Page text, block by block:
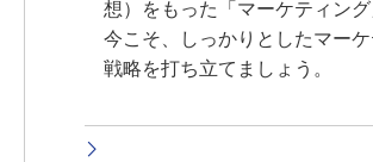
想）をもった「マーケティング
今こそ、しっかりとしたマー
戦略を打ち立てましょう。